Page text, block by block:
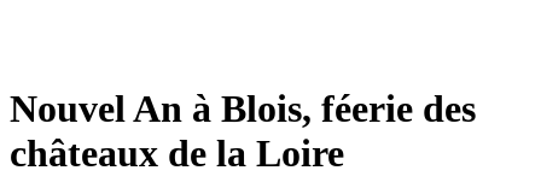
Nouvel An à Blois, féerie des
châteaux de la Loire